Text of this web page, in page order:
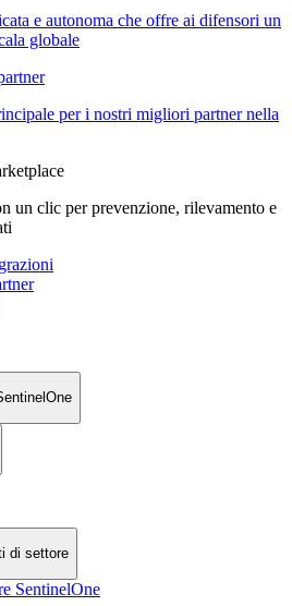
e autonoma che offre ai difensori un
globale
per i nostri migliori partner nella
un clic per prevenzione, rilevamento e
di settore
SentinelOne